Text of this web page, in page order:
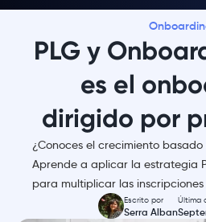
PLG y
es el
dirigido por
¿Conoces el crecimiento
Aprende a aplicar la estrategia
para multiplicar las
Escrito por
Serra Alban
Última